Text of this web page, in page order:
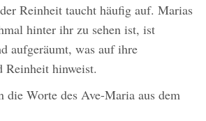
Reinheit taucht häufig auf. Marias
hinter ihr zu sehen ist, ist
aufgeräumt, was auf ihre
Reinheit hinweist.
die Worte des Ave-Maria aus dem